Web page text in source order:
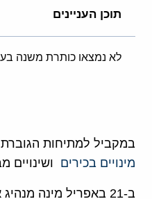
תוכן העניינים
לא נמצאו כותרת משנה
במקביל למתיחות
מינויים בכירים ושינויים
ב-21 באפריל מינה